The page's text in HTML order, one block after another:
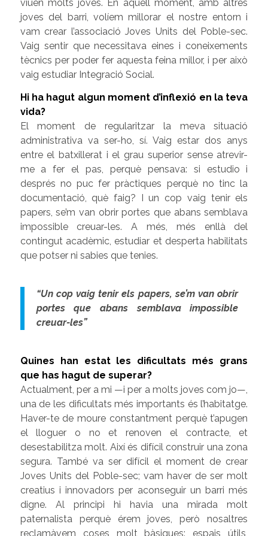
viuen molts joves. En aquell moment, amb altres
joves del barri, volíem millorar el nostre entorn i
vam crear l’associació Joves Units del Poble-sec.
Vaig sentir que necessitava eines i coneixements
tècnics per poder fer aquesta feina millor, i per això
vaig estudiar Integració Social.
Hi ha hagut algun moment d’inflexió en la teva
vida?
El moment de regularitzar la meva situació
administrativa va ser-ho, sí. Vaig estar dos anys
entre el batxillerat i el grau superior sense atrevir-
me a fer el pas, perquè pensava: si estudio i
després no puc fer pràctiques perquè no tinc la
documentació, què faig? I un cop vaig tenir els
papers, se’m van obrir portes que abans semblava
impossible creuar-les. A més, més enllà del
contingut acadèmic, estudiar et desperta habilitats
que potser ni sabies que tenies.
“Un cop vaig tenir els papers, se’m van obrir
portes que abans semblava impossible
creuar-les”
Quines han estat les dificultats més grans
que has hagut de superar?
Actualment, per a mi —i per a molts joves com jo—,
una de les dificultats més importants és l’habitatge.
Haver-te de moure constantment perquè t’apugen
el lloguer o no et renoven el contracte, et
desestabilitza molt. Així és difícil construir una zona
segura. També va ser difícil el moment de crear
Joves Units del Poble-sec; vam haver de ser molt
creatius i innovadors per aconseguir un barri més
digne. Al principi hi havia una mirada molt
paternalista perquè érem joves, però nosaltres
reclamàvem coses molt bàsiques: espais útils,